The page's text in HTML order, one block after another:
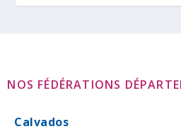
NOS FÉDÉRATIONS
Calvados